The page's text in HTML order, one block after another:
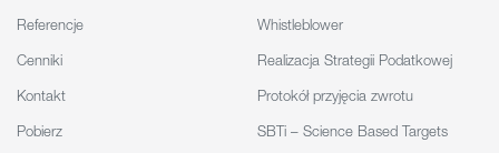
Referencje
Cenniki
Kontakt
Pobierz
Whistleblower
Realizacja Strategii Podatkowej
Protokół przyjęcia zwrotu
SBTi – Science Based Targets